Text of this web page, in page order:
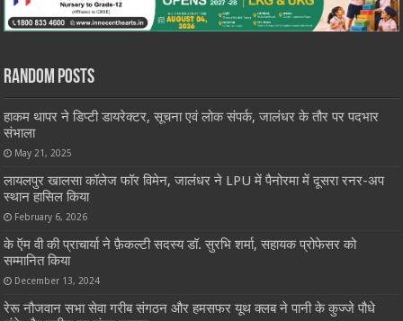
Random Posts
हाकम थापर ने डिप्टी डायरेक्टर, सूचना एवं लोक संपर्क, जालंधर के तौर पर पदभार
संभाला
May 21, 2025
लायलपुर खालसा कॉलेज फॉर विमेन, जालंधर ने LPU में पैनोरमा में दूसरा रनर-अप
स्थान हासिल किया
February 6, 2026
के ऍम वी की प्राचार्या ने फ़ैकल्टी सदस्य डॉ. सुरभि शर्मा, सहायक प्रोफेसर को
सम्मानित किया
December 13, 2024
रेरू नौजवान सभा सेवा गरीब संगठन और हमसफर यूथ क्लब ने पानी के कुज्जे पौधे